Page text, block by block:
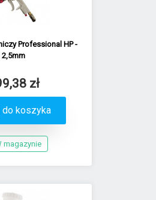
Professional HP -
2,5mm
zł
do koszyka
magazynie